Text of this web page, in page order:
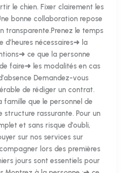
le chien. Fixer clairement les
bonne collaboration repose
transparente.Prenez le temps
d’heures nécessaires➜ la
ce que la personne
faire➜ les modalités en cas
Demandez-vous
de rédiger un contrat.
que le personnel de
structure rassurante. Pour un
et sans risque d’oubli,
sur nos services sur
lors des premières
jours sont essentiels pour